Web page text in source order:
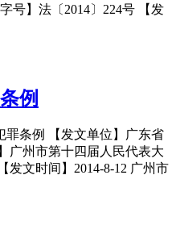
号】法〔2014〕224号 【发
例
罪条例 【发文单位】广东省
广州市第十四届人民代表大
发文时间】2014-8-12 广州市